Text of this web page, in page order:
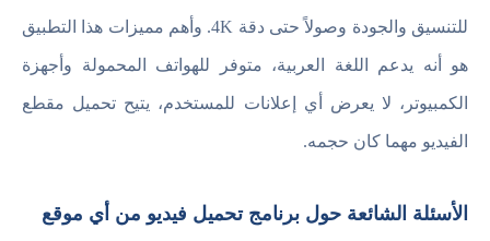
للتنسيق والجودة وصولاً حتى دقة 4K. وأهم مميزات هذا التطبيق
هو أنه يدعم اللغة العربية، متوفر للهواتف المحمولة وأجهزة
الكمبيوتر، لا يعرض أي إعلانات للمستخدم، يتيح تحميل مقطع
الفيديو مهما كان حجمه.
الأسئلة الشائعة حول برنامج تحميل فيديو من أي موقع